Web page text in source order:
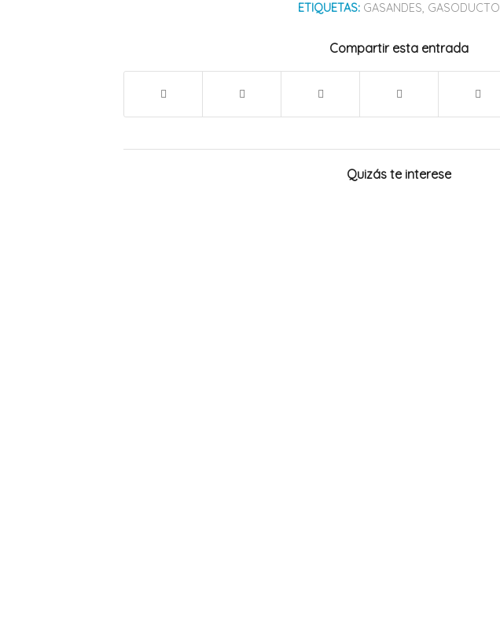
ETIQUETAS: GASANDES, GASODUCTO
Compartir esta entrada
Quizás te interese